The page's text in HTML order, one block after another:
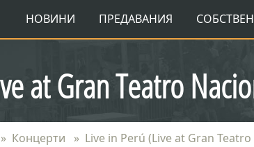
НОВИНИ ПРЕДАВАНИЯ
at Gran Teatro
Концерти Live in Perú (Live at Gran